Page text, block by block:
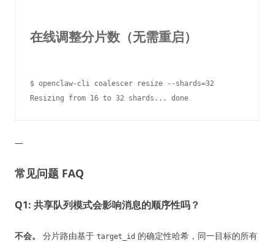
在线调整分片数（无需重启）
$ openclaw-cli coalescer resize --shards=32
—
常见问题 FAQ
Q1: 共享队列模式会影响消息的顺序性吗？
不会。 分片路由基于 target_id 的确定性哈希，同一目标的所有